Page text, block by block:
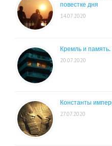
повестке дня
14.07.2020
Кремль и
20.07.2020
Константы
27.07.2020